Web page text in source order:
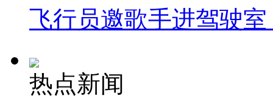
飞行员邀歌手进驾驶
热点新闻